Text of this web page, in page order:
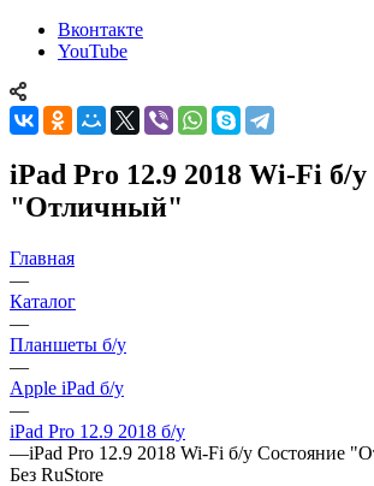
Вконтакте
YouTube
iPad Pro 12.9 2018 Wi-Fi б/
"Отличный"
Главная
—
Каталог
—
Планшеты б/у
—
Apple iPad б/у
—
iPad Pro 12.9 2018 б/у
—iPad Pro 12.9 2018 Wi-Fi б/у Состояние
Без RuStore